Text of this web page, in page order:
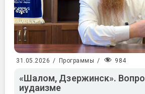
31.05.2026 / Программы / 984
«Шалом, Дзержинск».
иудаизме